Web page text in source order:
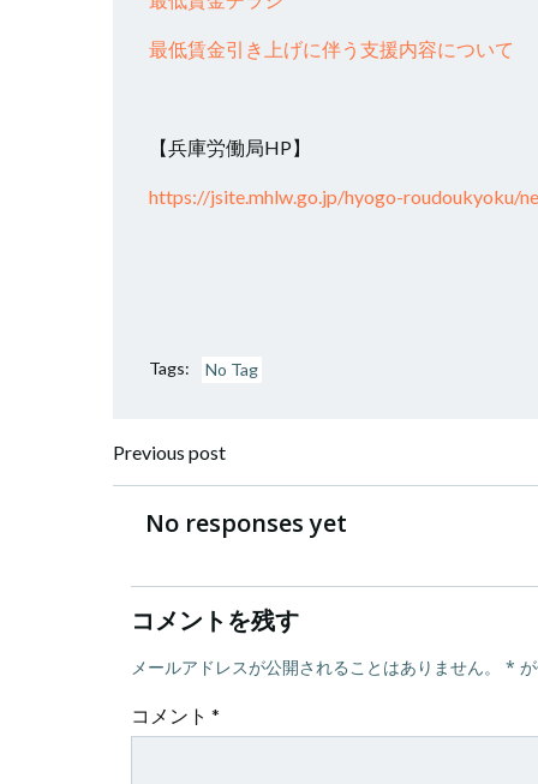
最低賃金引き上げに伴う支援内容について
【兵庫労働局HP】
https://jsite.mhlw.go.jp/hyogo-roudoukyoku/
Tags: No Tag
投
稿
ナ
ビ
ゲ
ー
Previous post
No responses yet
コメントを残す
メールアドレスが公開されることはありません。 *
コメント *